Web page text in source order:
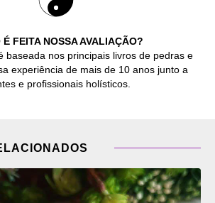
É FEITA NOSSA AVALIAÇÃO?
baseada nos principais livros de pedras e
experiência de mais de 10 anos junto a
e profissionais holísticos.